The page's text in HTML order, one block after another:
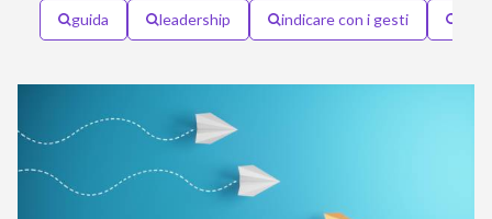
guida
leadership indicare con i gesti